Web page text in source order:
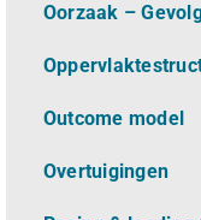
Oorzaak –
Outcome model
Overtuigingen